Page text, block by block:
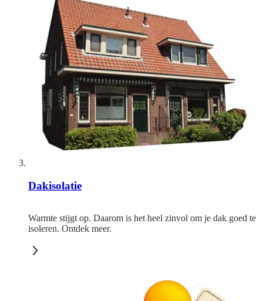
Dakisolatie
Warmte stijgt op. Daarom is het heel zinvol om je dak goed te
isoleren. Ontdek meer.